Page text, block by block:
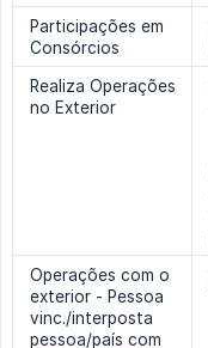
Participações em
Consórcios
Realiza Operações
no Exterior
Operações com o
exterior - Pessoa
vinc./interposta
pessoa/país com